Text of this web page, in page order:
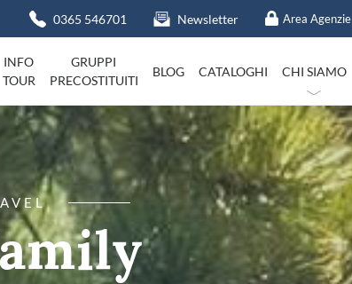
0365 546701 Newsletter Area Agenzie
Viaggi in Italia in evidenza
Campania Lazio
INFO
TOUR
GRUPPI
PRECOSTITUITI
BLOG CATALOGHI CHI SIAMO